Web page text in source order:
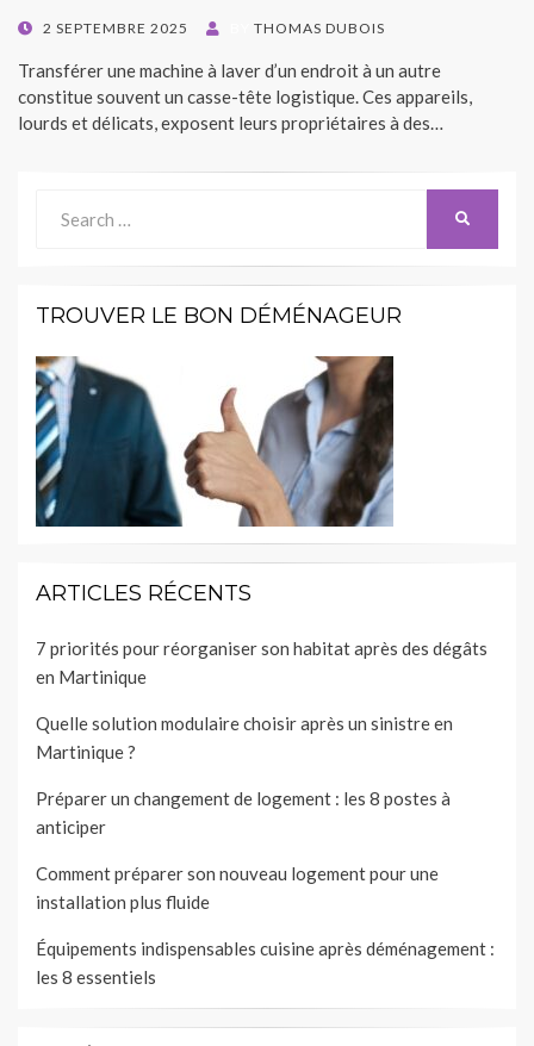
POSTED
2 SEPTEMBRE 2025 THOMAS DUBOIS
Transférer une machine à laver d’un endroit à un autre
constitue souvent un casse-tête logistique. Ces appareils,
lourds et délicats, exposent leurs propriétaires à des…
for:
TROUVER LE BON DÉMÉNAGEUR
ARTICLES RÉCENTS
7 priorités pour réorganiser son habitat après des dégâts
en Martinique
Quelle solution modulaire choisir après un sinistre en
Martinique ?
Préparer un changement de logement : les 8 postes à
anticiper
Comment préparer son nouveau logement pour une
installation plus fluide
Équipements indispensables cuisine après déménagement :
les 8 essentiels